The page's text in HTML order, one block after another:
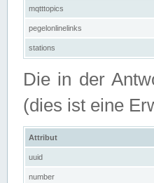
mqtttopics
pegelonlinelinks
stations
Die in der
(dies ist eine
Attribut
uuid
number